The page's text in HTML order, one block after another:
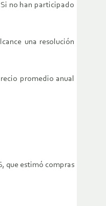
no han participado
una resolución
promedio anual
que estimó compras